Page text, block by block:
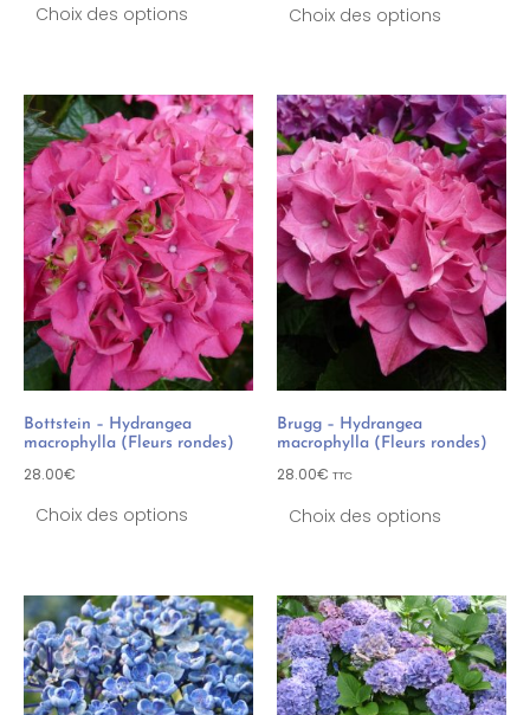
Choix des options Choix des options
Bottstein – Hydrangea
macrophylla (Fleurs rondes)
28.00€
Choix des options
Brugg – Hydrangea
macrophylla (Fleurs rondes)
28.00€ TTC
Choix des options